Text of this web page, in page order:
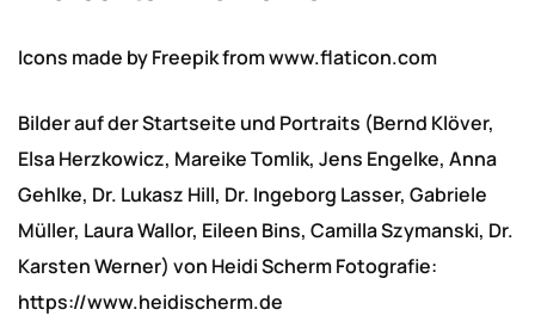
Icons made byFreepikfromwww.flaticon.com
Bilder auf der Startseite und Portraits (Bernd Klöver,
Elsa Herzkowicz, Mareike Tomlik, Jens Engelke, Anna
Gehlke, Dr. Lukasz Hill, Dr. Ingeborg Lasser, Gabriele
Müller, Laura Wallor, Eileen Bins, Camilla Szymanski, Dr.
Karsten Werner) von Heidi Scherm Fotografie:
https://www.heidischerm.de